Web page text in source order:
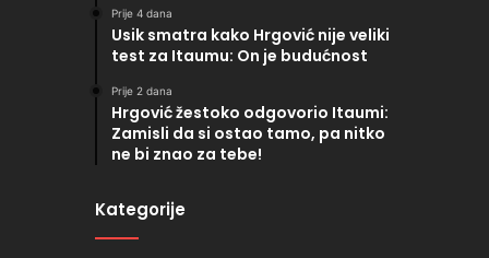
Prije 4 dana
Usik smatra kako Hrgović nije veliki
test za Itaumu: On je budućnost
Prije 2 dana
Hrgović žestoko odgovorio Itaumi:
Zamisli da si ostao tamo, pa nitko
ne bi znao za tebe!
Kategorije